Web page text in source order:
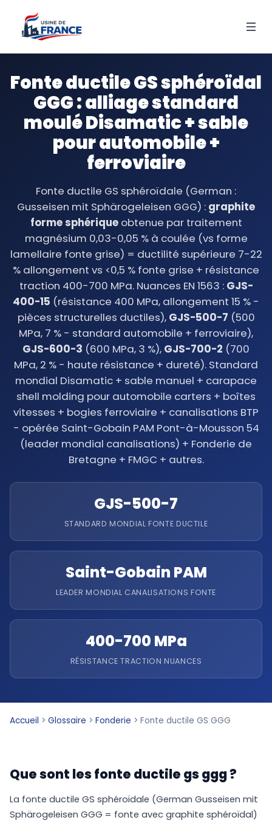
Fonte ductile GS sphéroïdal
GGG : alliage standard
moulé Disamatic + sable
pour automobile +
ferroviaire
Fonte ductile GS sphéroïdale (German :
Gusseisen mit Sphärogeleisen GGG) : graphite
forme sphériqueobtenue par traitement
magnésium 0,03-0,05 % à coulée (vs forme
lamellaire fonte grise) = ductilité supérieure 7-22
% allongement vs <0,5 % fonte grise + résistance
traction 400-700 MPa. Nuances EN 1563 : GJS-
400-15 (résistance 400 MPa, allongement 15 % -
pièces structurelles ductiles), GJS-500-7 (500
MPa, 7 % - standard automobile + ferroviaire),
GJS-600-3 (600 MPa, 3 %), GJS-700-2 (700
MPa, 2 % - haute résistance + dureté). Standard
mondial Disamatic + sable manuel + carapace
shell molding pour automobile carters + boîtes
vitesses + bogies ferroviaire + canalisations BTP
- opérée Saint-Gobain PAM Pont-à-Mousson 54
(leader mondial canalisations) + Fonderie de
Bretagne + FMGC + autres.
GJS-500-7
STANDARD MONDIAL FONTE DUCTILE
Saint-Gobain PAM
LEADER MONDIAL CANALISATIONS FONTE
400-700 MPa
RÉSISTANCE TRACTION NUANCES
Accueil > Glossaire > Fonderie > Fonte ductile GS GGG
Que sont les fonte ductile gs ggg ?
La fonte ductile GS sphéroïdale (German Gusseisen mit
Sphärogeleisen GGG = fonte avec graphite sphéroïdal)